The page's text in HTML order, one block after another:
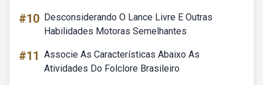
#10 Desconsiderando O Lance Livre E Outras
Habilidades Motoras Semelhantes
#11 Associe As Características Abaixo As
Atividades Do Folclore Brasileiro